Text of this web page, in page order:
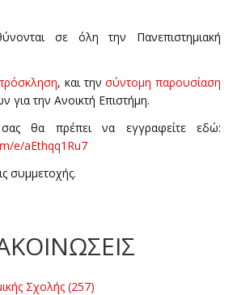
σε όλη την Πανεπιστημιακή
, και τηνσύντομη παρουσίαση
για την Ανοικτή Επιστήμη.
θα πρέπει να εγγραφείτε εδώ:
e/aEthqq1Ru7
συμμετοχής.
Σχολής (257)